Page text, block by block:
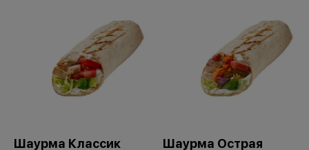
Шаурма Классик Шаурма Острая